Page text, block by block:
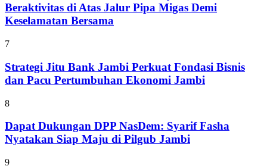
Beraktivitas di Atas Jalur Pipa Migas Demi
Keselamatan Bersama
7
Strategi Jitu Bank Jambi Perkuat Fondasi Bisnis
dan Pacu Pertumbuhan Ekonomi Jambi
8
Dapat Dukungan DPP NasDem: Syarif Fasha
Nyatakan Siap Maju di Pilgub Jambi
9